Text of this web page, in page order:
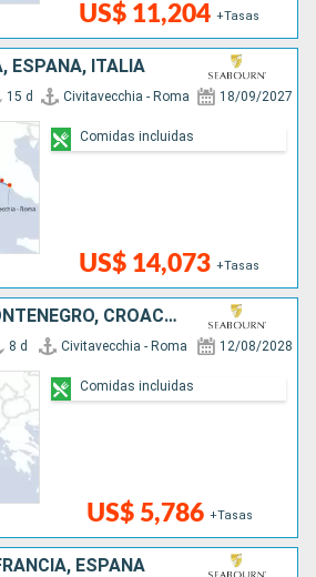
US$ 11,204 +Tasas
ESPAÑA, ITALIA
15 d Civitavecchia - Roma 18/09/2027
US$ 14,073 +Tasas
Comidas incluidas
ITALIA, MALTA, MONTENEGRO, CROACIA
8 d Civitavecchia - Roma 12/08/2028
US$ 5,786 +Tasas
Comidas incluidas
ESPAÑA